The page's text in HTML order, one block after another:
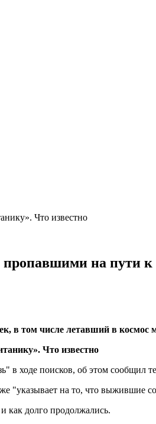
Что известно
на пути к
в том числе летавший в
в ходе поисков, об этом сообщил
"указывает на то, что выжившие
как долго продолжались.